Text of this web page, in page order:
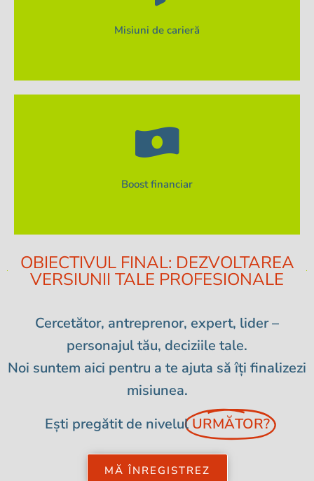
Misiuni de carieră
Boost financiar
concentra 100% pe învățare.
OBIECTIVUL FINAL: DEZVOLTAREA
VERSIUNII TALE PROFESIONALE
Cercetător, antreprenor, expert, lider –
personajul tău, deciziile tale.
Noi suntem aici pentru a te ajuta să îți finalizezi
misiunea.
Ești pregătit de nivelulURMĂTOR?
MĂ ÎNREGISTREZ